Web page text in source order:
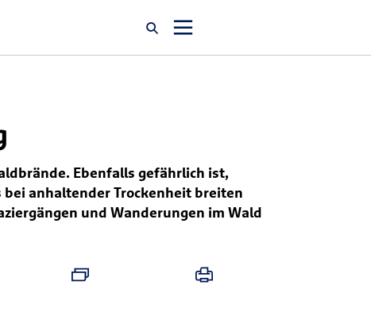
Über uns
Ebenfalls gefährlich ist,
anhaltender Trockenheit breiten
und Wanderungen im Wald